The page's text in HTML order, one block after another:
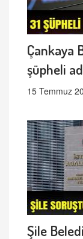
Çankaya
şüpheli
15 Temmuz
Şile